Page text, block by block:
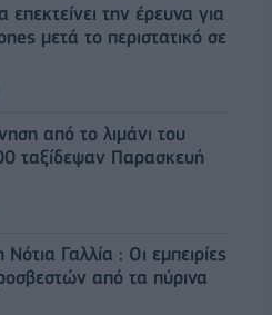
την έρευνα για
μετά το περιστατικό σε
από το λιμάνι του
ταξίδεψαν Παρασκευή
Γαλλία : Οι εμπειρίες
από τα πύρινα